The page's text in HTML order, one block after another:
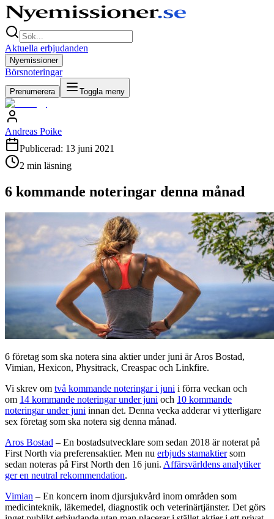
Aktuella erbjudanden
Nyemissioner
Börsnoteringar
Prenumerera Toggla meny
Andreas Poike
Publicerad: 13 juni 2021
2 min läsning
6 kommande noteringar denna månad
6 företag som ska notera sina aktier under juni är Aros Bostad,
Vimian, Hexicon, Physitrack, Creaspac och Linkfire.
Vi skrev om två kommande noteringar i juni i förra veckan och
om 14 kommande noteringar under juni och 10 kommande
noteringar under juni innan det. Denna vecka adderar vi ytterligare
sex företag som ska notera sig denna månad.
Aros Bostad – En bostadsutvecklare som sedan 2018 är noterat på
First North via preferensaktier. Men nu erbjuds stamaktiersom
sedan noteras på First North den 16 juni. Affärsvärldens analytiker
ger en neutral rekommendation.
Vimian – En koncern inom djursjukvård inom områden som
medicinteknik, läkemedel, diagnostik och veterinärtjänster. Det görs